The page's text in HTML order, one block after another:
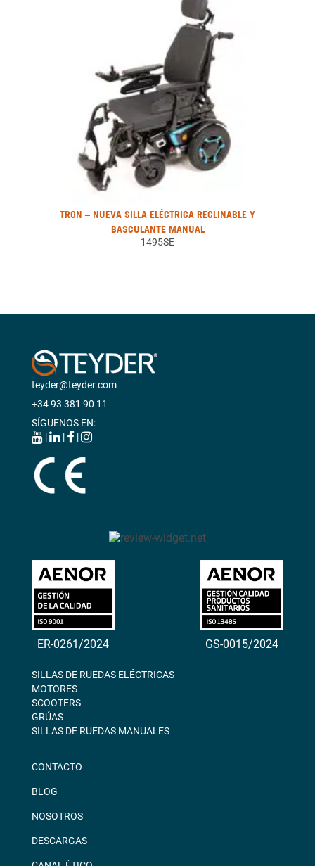
TRON – NUEVA SILLA ELÉCTRICA RECLINABLE Y
BASCULANTE MANUAL
1495SE
teyder@teyder.com
+34 93 381 90 11
SÍGUENOS EN:
|
| |
ER-0261/2024 GS-0015/2024
SILLAS DE RUEDAS ELÉCTRICAS
MOTORES
SCOOTERS
GRÚAS
SILLAS DE RUEDAS MANUALES
CONTACTO
BLOG
NOSOTROS
DESCARGAS